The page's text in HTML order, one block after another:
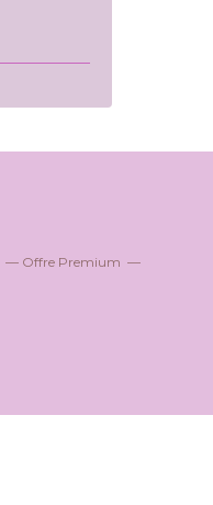
Offre Premium